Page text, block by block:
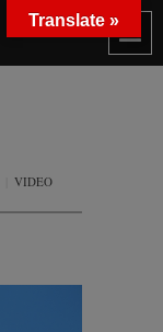
VIDEO
Translate »